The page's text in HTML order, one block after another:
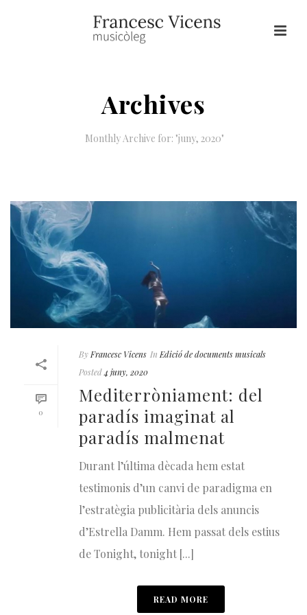
Archives
Monthly Archive for: "juny, 2020"
0
By Francesc Vicens In Edició de documents musicals
Posted4 juny, 2020
Mediterròniament: del
paradís imaginat al
paradís malmenat
Durant l’última dècada hem estat
testimonis d’un canvi de paradigma en
l’estratègia publicitària dels anuncis
d’Estrella Damm. Hem passat dels estius
de Tonight, tonight [...]
READ MORE